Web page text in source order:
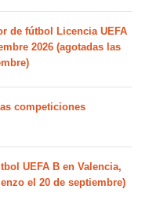
de fútbol Licencia UEFA
2026 (agotadas las
competiciones
UEFA B en Valencia,
el 20 de septiembre)